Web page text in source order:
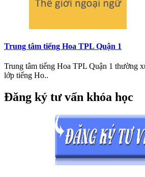
Trung tâm tiếng Hoa TPL Quận 1
Trung tâm tiếng Hoa TPL Quận 1 thường
lớp tiếng Ho..
Đăng ký tư vấn khóa học